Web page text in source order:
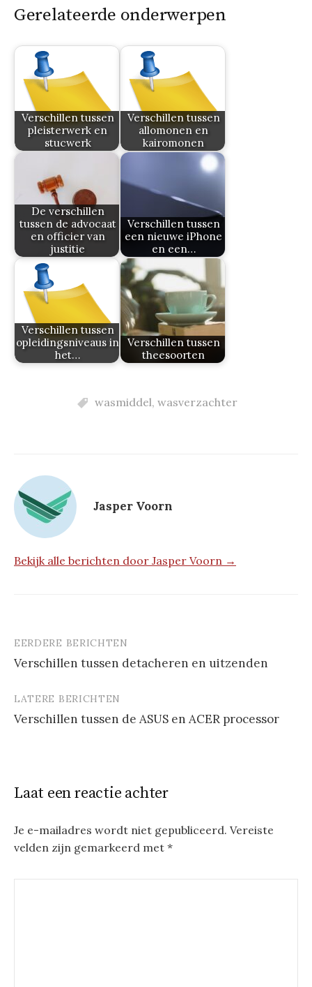
Gerelateerde onderwerpen
Verschillen tussen
pleisterwerk en
stucwerk
Verschillen tussen
allomonen en
kairomonen
De verschillen
tussen de advocaat
en officier van
justitie
Verschillen tussen
een nieuwe iPhone
en een…
Verschillen tussen
opleidingsniveaus in
het…
Verschillen tussen
theesoorten
wasmiddel, wasverzachter
Jasper Voorn
Bekijk alle berichten door Jasper Voorn →
Berichtnavigatie
EERDERE BERICHTEN
Verschillen tussen detacheren en uitzenden
LATERE BERICHTEN
Verschillen tussen de ASUS en ACER processor
Laat een reactie achter
Je e-mailadres wordt niet gepubliceerd. Vereiste
velden zijn gemarkeerd met *